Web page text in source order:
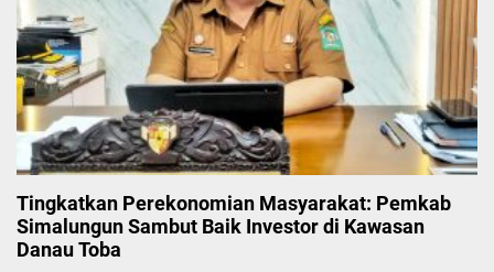
Tingkatkan Perekonomian Masyarakat: Pemkab
Simalungun Sambut Baik Investor di Kawasan
Danau Toba